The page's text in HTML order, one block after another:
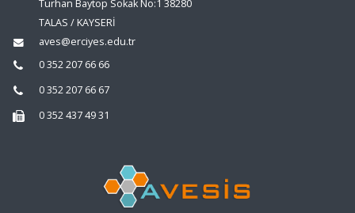
Turhan Baytop Sokak No:1 38280
TALAS / KAYSERİ
aves@erciyes.edu.tr
0 352 207 66 66
0 352 207 66 67
0 352 437 49 31